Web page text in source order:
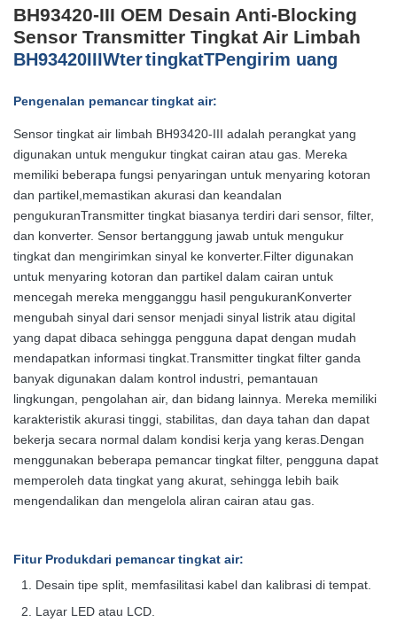
BH93420-III OEM Desain Anti-Blocking
Sensor Transmitter Tingkat Air Limbah
BH93420IIIWtertingkatTPengirim uang
Pengenalan pemancar tingkat air:
Sensor tingkat air limbah BH93420-III adalah perangkat yang
digunakan untuk mengukur tingkat cairan atau gas. Mereka
memiliki beberapa fungsi penyaringan untuk menyaring kotoran
dan partikel,memastikan akurasi dan keandalan
pengukuranTransmitter tingkat biasanya terdiri dari sensor, filter,
dan konverter. Sensor bertanggung jawab untuk mengukur
tingkat dan mengirimkan sinyal ke konverter.Filter digunakan
untuk menyaring kotoran dan partikel dalam cairan untuk
mencegah mereka mengganggu hasil pengukuranKonverter
mengubah sinyal dari sensor menjadi sinyal listrik atau digital
yang dapat dibaca sehingga pengguna dapat dengan mudah
mendapatkan informasi tingkat.Transmitter tingkat filter ganda
banyak digunakan dalam kontrol industri, pemantauan
lingkungan, pengolahan air, dan bidang lainnya. Mereka memiliki
karakteristik akurasi tinggi, stabilitas, dan daya tahan dan dapat
bekerja secara normal dalam kondisi kerja yang keras.Dengan
menggunakan beberapa pemancar tingkat filter, pengguna dapat
memperoleh data tingkat yang akurat, sehingga lebih baik
mengendalikan dan mengelola aliran cairan atau gas.
Fitur Produkdari pemancar tingkat air:
Desain tipe split, memfasilitasi kabel dan kalibrasi di tempat.
Layar LED atau LCD.